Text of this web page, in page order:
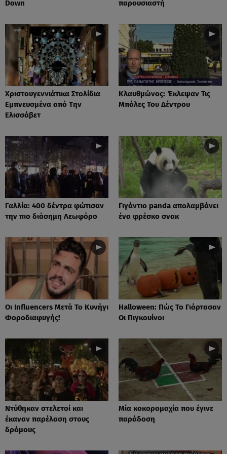
Down
παρουσιαστή
Xριστουγεννιάτικα Στολίδια
Εμπνευσμένα από Την
Ελισσάβετ
Κλαυθμώνος: Έκλεψαν Τις
Μπάλες Του Δέντρου
Γαλλία: 400 δέντρα φώτισαν
την πιο διάσημη Λεωφόρο
Γιγάντιο panda απολαμβάνει
ένα φρέσκο σνακ
Οι Influencers Μετά Το Κυνήγι
Φοροδιαφυγής!
Ηalloween: Πώς Το Γιόρτασαν
Οι Πιγκουίνοι
Nτύθηκαν στελετοί και
έκαναν παρέλαση στους
δρόμους
Mία κοκορομαχία που έγινε
παράδοση